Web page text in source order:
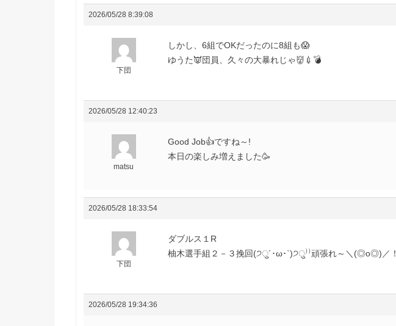
2026/05/28 8:39:08
下団
しかし、6組でOKだったのに8組も😱
ゆうた👿団員、久々の大暴れじゃ👹💉💣
2026/05/28 12:40:23
matsu
Good Job👍ですね～!
本日の楽しみ増えました🥳
2026/05/28 18:33:54
下団
ダブルス１R
柚木選手組２－３挽回(੭ु´･ω･`)੭ु⁾⁾頑張れ～＼(◎o◎)／！
2026/05/28 19:34:36